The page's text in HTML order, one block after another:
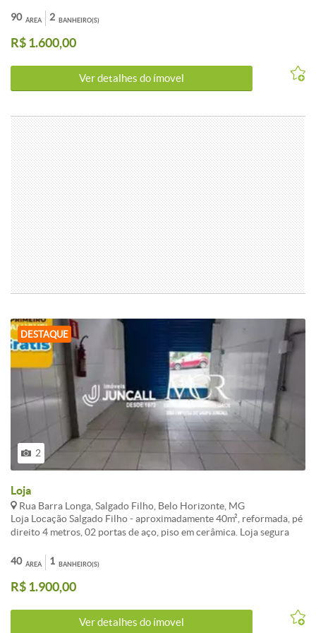
ÁREA
90 BANHEIRO(S)
2
R$ 1.600,00
Ver detalhes do ímovel
DESTAQUE
2
Loja
Rua Barra Longa, Salgado Filho, Belo Horizonte, MG
Loja Locação Salgado Filho - aproximadamente 40m², reformada, pé
direito 4 metros, 02 portas de aço, piso em cerâmica. Loja segura
banheiro. Local de grande movimentação de veículos e pessoas,
próxima à todo tipo de comércio, de frente para a praça Padre José
Luiz. Promoção de 30(trinta) dias de aluguel grátis pelo valor
tais como IPTU, condomínio, etc... Valores sujeito a alterações sem
ÁREA
40 BANHEIRO(S)
1
R$ 1.900,00
Ver detalhes do ímovel